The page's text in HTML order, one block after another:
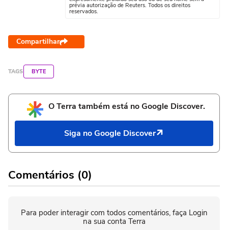
prévia autorização de Reuters. Todos os direitos
reservados.
Compartilhar
TAGS BYTE
O Terra também está no Google Discover.
Siga no Google Discover
Comentários (0)
Para poder interagir com todos comentários, faça Login
na sua conta Terra